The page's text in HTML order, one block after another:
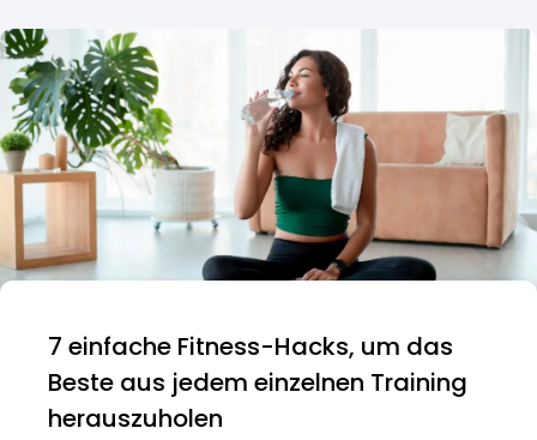
7 einfache Fitness-Hacks, um das
Beste aus jedem einzelnen Training
herauszuholen